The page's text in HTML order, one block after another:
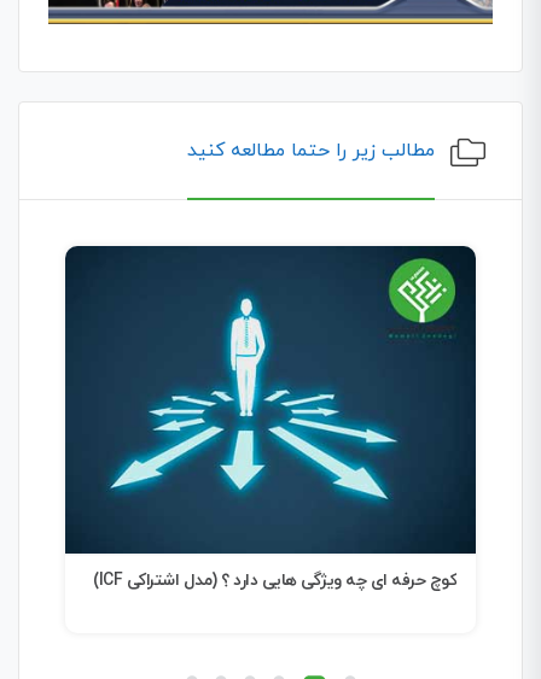
مطالب زیر را حتما مطالعه کنید
کوچ حرفه ای چه ویژگی هایی دارد ؟ (مدل اشتراکی ICF)